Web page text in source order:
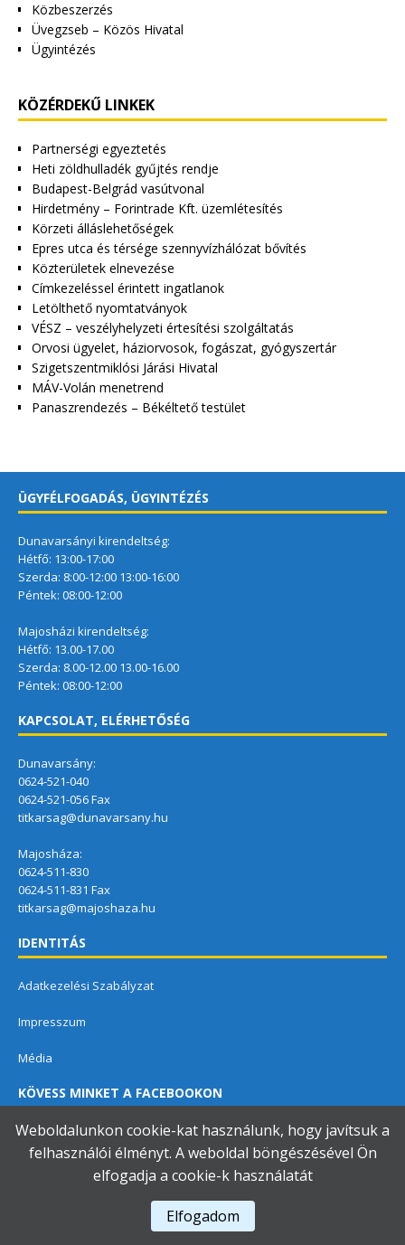
Közbeszerzés
Üvegzseb – Közös Hivatal
Ügyintézés
KÖZÉRDEKŰ LINKEK
Partnerségi egyeztetés
Heti zöldhulladék gyűjtés rendje
Budapest-Belgrád vasútvonal
Hirdetmény – Forintrade Kft. üzemlétesítés
Körzeti álláslehetőségek
Epres utca és térsége szennyvízhálózat bővítés
Közterületek elnevezése
Címkezeléssel érintett ingatlanok
Letölthető nyomtatványok
VÉSZ – veszélyhelyzeti értesítési szolgáltatás
Orvosi ügyelet, háziorvosok, fogászat, gyógyszertár
Szigetszentmiklósi Járási Hivatal
MÁV-Volán menetrend
Panaszrendezés – Békéltető testület
ÜGYFÉLFOGADÁS, ÜGYINTÉZÉS
Dunavarsányi kirendeltség:
Hétfő: 13:00-17:00
Szerda: 8:00-12:00 13:00-16:00
Péntek: 08:00-12:00
Majosházi kirendeltség:
Hétfő: 13.00-17.00
Szerda: 8.00-12.00 13.00-16.00
Péntek: 08:00-12:00
KAPCSOLAT, ELÉRHETŐSÉG
Dunavarsány:
0624-521-040
0624-521-056 Fax
titkarsag@dunavarsany.hu
Majosháza:
0624-511-830
0624-511-831 Fax
titkarsag@majoshaza.hu
IDENTITÁS
Adatkezelési Szabályzat
Impresszum
Média
KÖVESS MINKET A FACEBOOKON
Dunavarsányi Közös Önkormányzati Hivatal
Weboldalunkon cookie-kat használunk, hogy javítsuk a
felhasználói élményt. A weboldal böngészésével Ön
elfogadja a cookie-k használatát
Elfogadom